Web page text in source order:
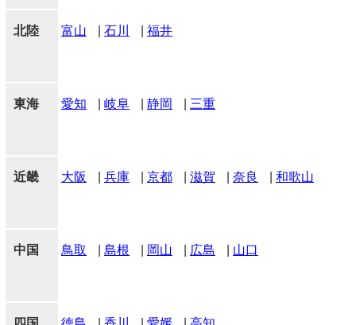
北陸 富山 石川 福井
東海 愛知 岐阜 静岡 三重
近畿 大阪 兵庫 京都 滋賀 奈良 和歌山
中国 鳥取 島根 岡山 広島 山口